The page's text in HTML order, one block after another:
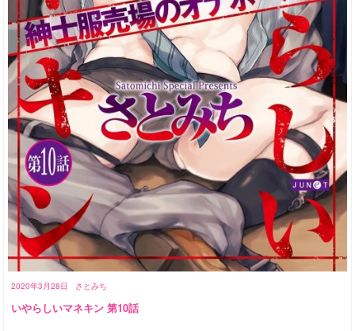
2020年3月28日 さとみち
いやらしいマネキン 第10話